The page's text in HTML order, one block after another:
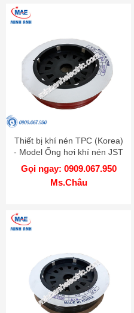
Thiết bị khí nén TPC (Korea)
- Model Ống hơi khí nén JST
0604 C 100
Gọi ngay: 0909.067.950
Ms.Châu